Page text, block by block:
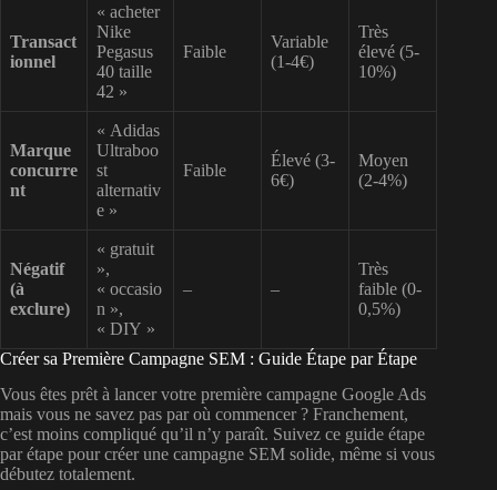
Transact
ionnel
« acheter
Nike
Pegasus
40 taille
42 »
Faible
Variable
(1-4€)
Très
élevé (5-
10%)
Marque
concurre
nt
« Adidas
Ultraboo
st
alternativ
e »
Faible
Élevé (3-
6€)
Moyen
(2-4%)
Négatif
(à
exclure)
« gratuit
»,
« occasio
n »,
« DIY »
– –
Très
faible (0-
0,5%)
Créer sa Première Campagne SEM : Guide Étape par Étape
Vous êtes prêt à lancer votre première campagne Google Ads
mais vous ne savez pas par où commencer ? Franchement,
c’est moins compliqué qu’il n’y paraît. Suivez ce guide étape
par étape pour créer une campagne SEM solide, même si vous
débutez totalement.